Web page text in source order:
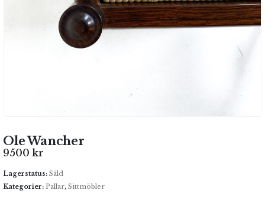
Ole Wancher
9500 kr
Lagerstatus: Såld
Kategorier: Pallar, Sittmöbler